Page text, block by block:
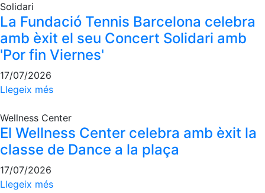
Solidari
La Fundació Tennis Barcelona celebra
amb èxit el seu Concert Solidari amb
'Por fin Viernes'
17/07/2026
Llegeix més
Wellness Center
El Wellness Center celebra amb èxit la
classe de Dance a la plaça
17/07/2026
Llegeix més